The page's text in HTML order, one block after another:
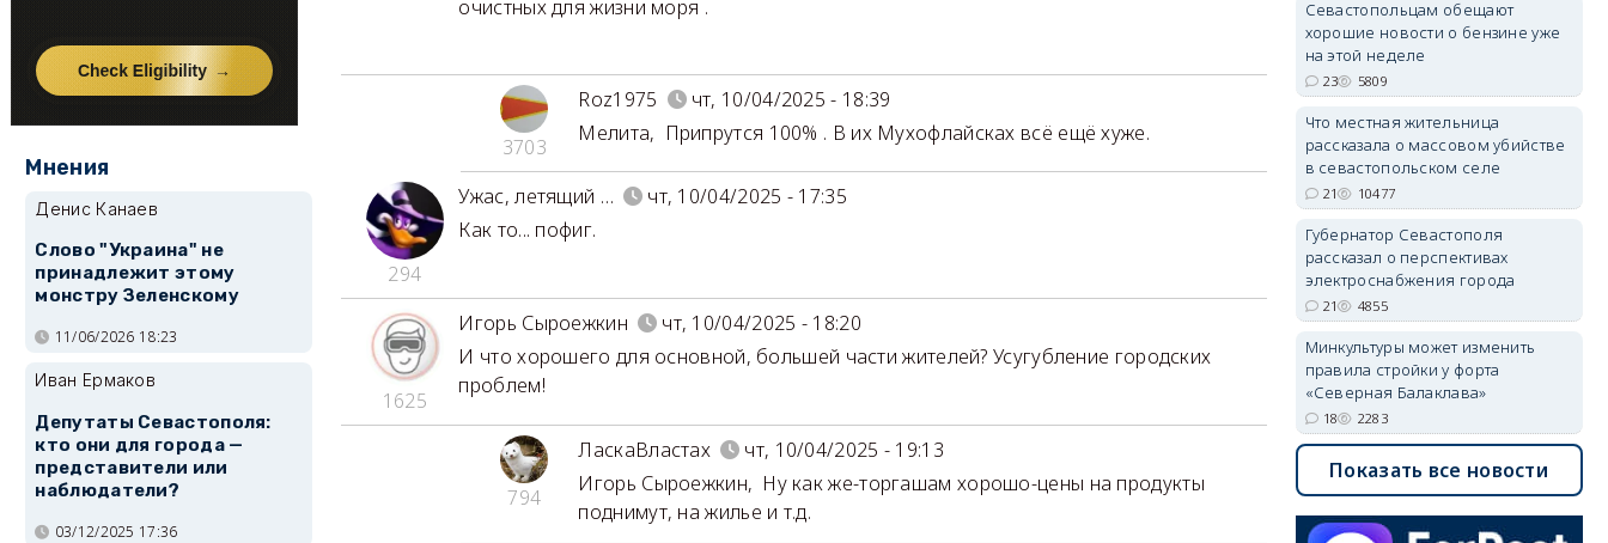
очистных для жизни моря .
3703
Roz1975
чт, 10/04/2025 - 18:39
Мелита, Припрутся 100% . В их Мухофлайсках всё ещё хуже.
294
Ужас, летящий …
чт, 10/04/2025 - 17:35
Как то... пофиг.
1625
Игорь Сыроежкин
чт, 10/04/2025 - 18:20
И что хорошего для основной, большей части жителей? Усугубление городских
проблем!
794
ЛаскаВластах
чт, 10/04/2025 - 19:13
Игорь Сыроежкин, Ну как же-торгашам хорошо-цены на продукты
поднимут, на жилье и т.д.
Мнения
Денис Канаев
Слово "Украина" не
принадлежит этому
монстру Зеленскому
11/06/2026 18:23
Иван Ермаков
Депутаты Севастополя:
кто они для города —
представители или
наблюдатели?
03/12/2025 17:36
Севастопольцам обещают
хорошие новости о бензине уже
на этой неделе
23 5809
Что местная жительница
рассказала о массовом убийстве
в севастопольском селе
21 10477
Губернатор Севастополя
рассказал о перспективах
электроснабжения города
21 4855
Минкультуры может изменить
правила стройки у форта
«Северная Балаклава»
18 2283
Показать все новости